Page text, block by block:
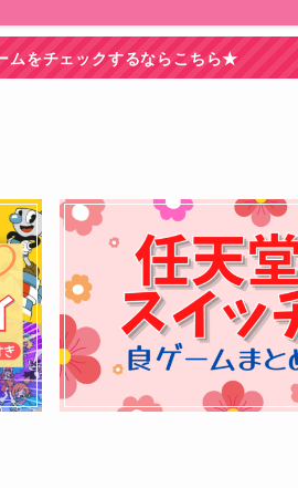
ムをチェックするならこちら★